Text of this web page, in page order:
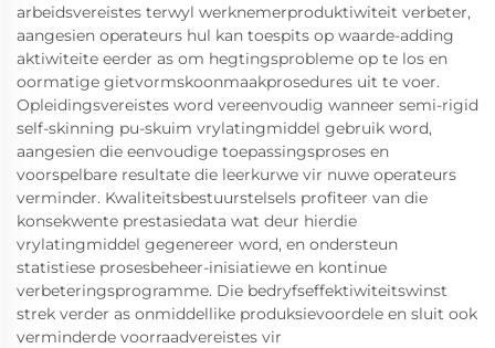
arbeidsvereistes terwyl werknemerproduktiwiteit verbeter,
aangesien operateurs hul kan toespits op waarde-adding
aktiwiteite eerder as om hegtingsprobleme op te los en
oormatige gietvormskoonmaakprosedures uit te voer.
Opleidingsvereistes word vereenvoudig wanneer semi-rigid
self-skinning pu-skuim vrylatingmiddel gebruik word,
aangesien die eenvoudige toepassingsproses en
voorspelbare resultate die leerkurwe vir nuwe operateurs
verminder. Kwaliteitsbestuurstelsels profiteer van die
konsekwente prestasiedata wat deur hierdie
vrylatingmiddel gegenereer word, en ondersteun
statistiese prosesbeheer-inisiatiewe en kontinue
verbeteringsprogramme. Die bedryfseffektiwiteitswinst
strek verder as onmiddellike produksievoordele en sluit ook
verminderde voorraadvereistes vir